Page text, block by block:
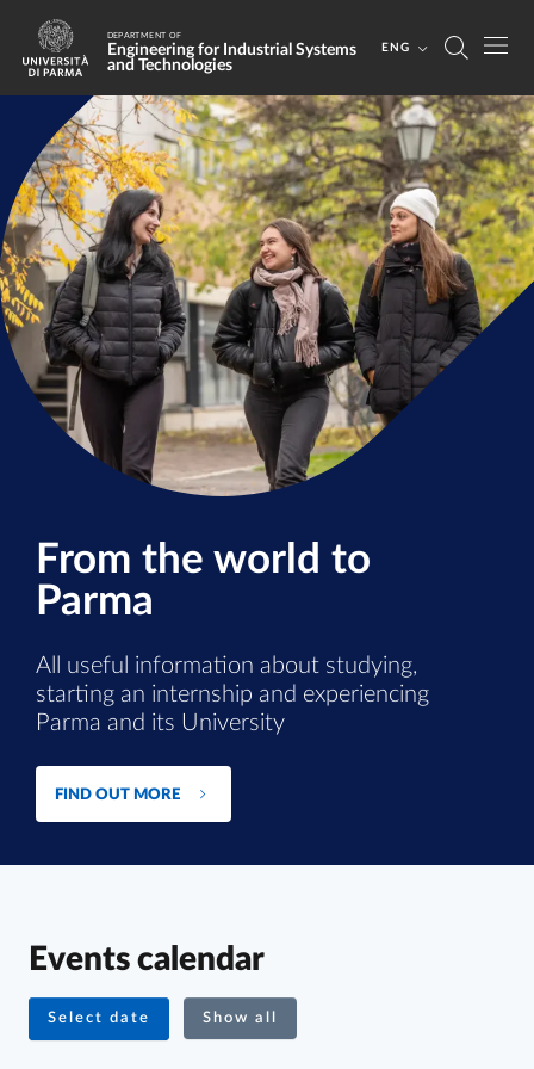
Skip to main content
Skip to footer
DEPARTMENT OF
Engineering for Industrial Systems
and Technologies
ENG
Department of
From the world to
Parma
All useful information about studying,
starting an internship and experiencing
Parma and its University
FIND OUT MORE
Events calendar
Select date Show all